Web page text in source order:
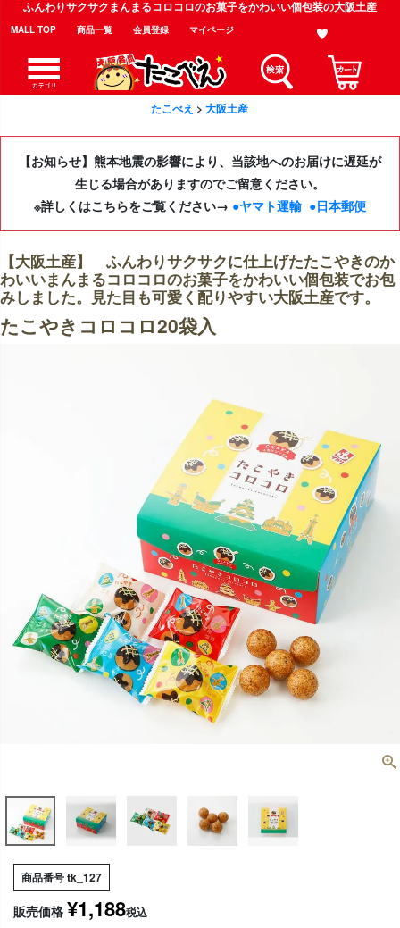
ふんわりサクサクまんまるコロコロのお菓子をかわいい個包装の大阪土産
MALL TOP 商品一覧 会員登録 マイページ
たこべえ 大阪土産
【お知らせ】熊本地震の影響により、当該地へのお届けに遅延が
生じる場合がありますのでご留意ください。
※詳しくはこちらをご覧ください→ ●ヤマト運輸 ●日本郵便
【大阪土産】 ふんわりサクサクに仕上げたたこやきのか
わいいまんまるコロコロのお菓子をかわいい個包装でお包
みしました。見た目も可愛く配りやすい大阪土産です。
たこやきコロコロ20袋入
商品番号tk_127
販売価格 ¥1,188税込